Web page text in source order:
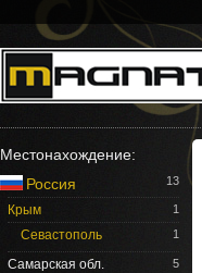
Местонахождение:
Россия
13
Крым 1
Севастополь 1
Самарская обл. 5